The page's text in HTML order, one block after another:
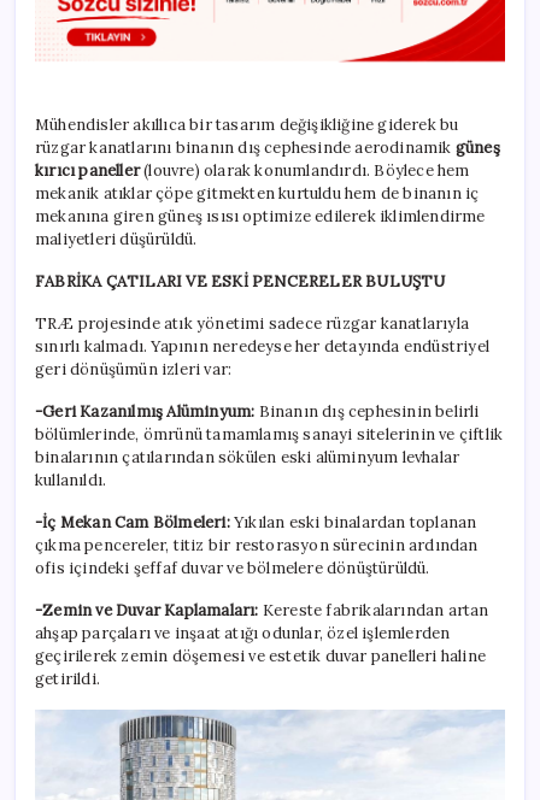
Mühendisler akıllıca bir tasarım değişikliğine giderek bu
rüzgar kanatlarını binanın dış cephesinde aerodinamik güneş
kırıcı paneller(louvre) olarak konumlandırdı. Böylece hem
mekanik atıklar çöpe gitmekten kurtuldu hem de binanın iç
mekanına giren güneş ısısı optimize edilerek iklimlendirme
maliyetleri düşürüldü.
FABRİKA ÇATILARI VE ESKİ PENCERELER BULUŞTU
TRÆ projesinde atık yönetimi sadece rüzgar kanatlarıyla
sınırlı kalmadı. Yapının neredeyse her detayında endüstriyel
geri dönüşümün izleri var:
-Geri Kazanılmış Alüminyum: Binanın dış cephesinin belirli
bölümlerinde, ömrünü tamamlamış sanayi sitelerinin ve çiftlik
binalarının çatılarından sökülen eski alüminyum levhalar
kullanıldı.
-İç Mekan Cam Bölmeleri:Yıkılan eski binalardan toplanan
çıkma pencereler, titiz bir restorasyon sürecinin ardından
ofis içindeki şeffaf duvar ve bölmelere dönüştürüldü.
-Zemin ve Duvar Kaplamaları: Kereste fabrikalarından artan
ahşap parçaları ve inşaat atığı odunlar, özel işlemlerden
geçirilerek zemin döşemesi ve estetik duvar panelleri haline
getirildi.